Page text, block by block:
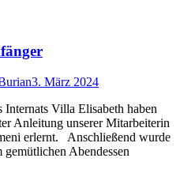
3. März 2024
Villa Elisabeth haben
Anleitung unserer Mitarbeiterin
erlernt. Anschließend wurde
gemütlichen Abendessen